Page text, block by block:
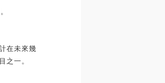
在未來幾
之一。